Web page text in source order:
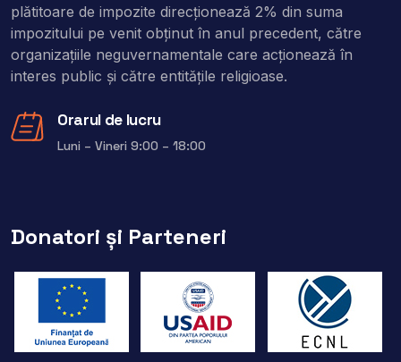
plătitoare de impozite direcţionează 2% din suma
impozitului pe venit obţinut în anul precedent, către
organizaţiile neguvernamentale care acţionează în
interes public şi către entitățile religioase.
Orarul de lucru
Luni – Vineri 9:00 – 18:00
Donatori și Parteneri